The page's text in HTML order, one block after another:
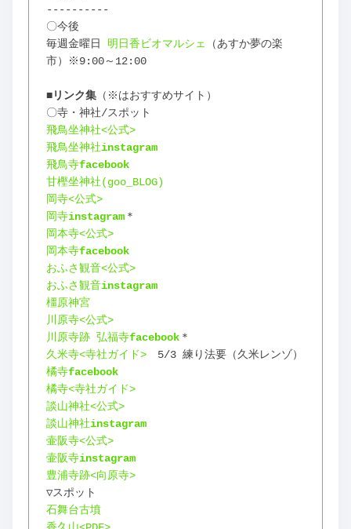
----------
〇今後
毎週金曜日 明日香ビオマルシェ
（あすか夢の楽
市）※9:00～12:00
■リンク集 （※はおすすめサイト）
〇寺・神社/スポット
飛鳥坐神社<公式>
飛鳥坐神社instagram
飛鳥寺facebook
甘樫坐神社(goo_BLOG)
岡寺<公式>
岡寺instagram ＊
岡本寺<公式>
岡本寺facebook
おふさ観音<公式>
おふさ観音instagram
橿原神宮
川原寺<公式>
川原寺跡 弘福寺facebook ＊
久米寺<寺社ガイド> 5/3 練り法要（久米レンゾ）
橘寺facebook
橘寺<寺社ガイド>
談山神社<公式>
談山神社instagram
壷阪寺<公式>
壷阪寺instagram
豊浦寺跡<向原寺>
▽スポット
石舞台古墳